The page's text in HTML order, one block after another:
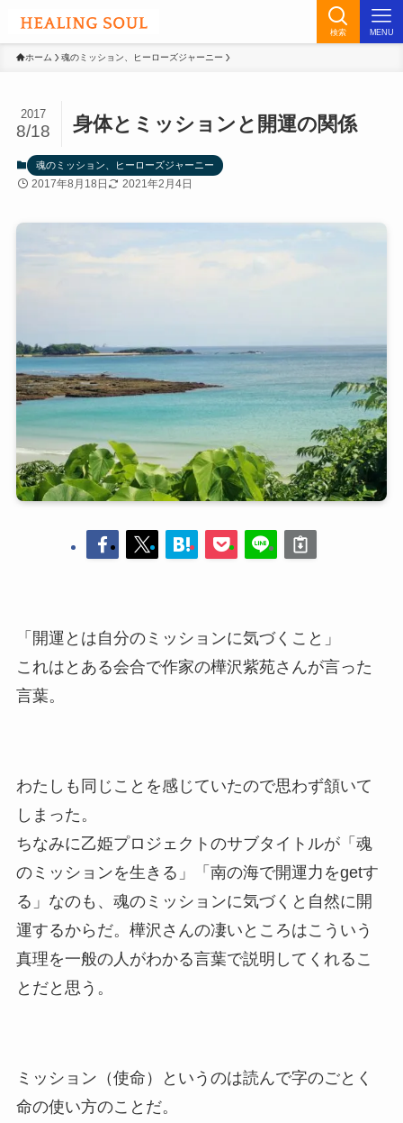
検索 MENU
ホーム 魂のミッション、ヒーローズジャーニー
身体とミッションと開運の関係
2017
8/18
魂のミッション、ヒーローズジャーニー
2017年8月18日 2021年2月4日
「開運とは自分のミッションに気づくこと」
これはとある会合で作家の樺沢紫苑さんが言った
言葉。
わたしも同じことを感じていたので思わず頷いて
しまった。
ちなみに乙姫プロジェクトのサブタイトルが「魂
のミッションを生きる」「南の海で開運力をgetす
る」なのも、魂のミッションに気づくと自然に開
運するからだ。樺沢さんの凄いところはこういう
真理を一般の人がわかる言葉で説明してくれるこ
とだと思う。
ミッション（使命）というのは読んで字のごとく
命の使い方のことだ。